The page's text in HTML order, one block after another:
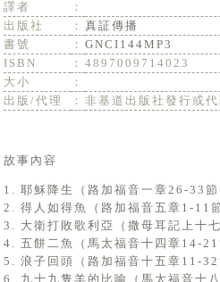
譯者
：
出版社
： 真証傳播
書號
： GNCI144MP3
ISBN
： 4897009714023
大小
：
出版/代理
： 非基道出版社發行或
故事內容
1. 耶穌降生（路加福音一章26-33
2. 得人如得魚（路加福音五章1-
3. 大衛打敗歌利亞（撒母耳記上十
4. 五餅二魚（馬太福音十四章14-
5. 浪子回頭（路加福音十五章11-
6. 九十九隻羊的比喻（馬太福音十